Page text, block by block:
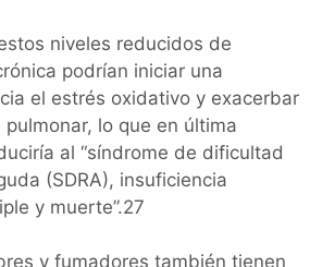
niveles reducidos de
podrían iniciar una
el estrés oxidativo y exacerbar
lo que en última
al “síndrome de dificultad
(SDRA), insuficiencia
y muerte”.27
y fumadores también tienen